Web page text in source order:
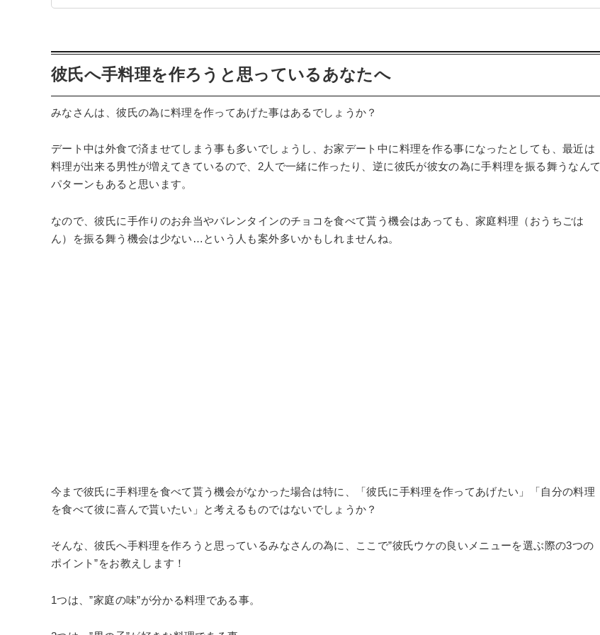
彼氏へ手料理を作ろうと思っているあなたへ
みなさんは、彼氏の為に料理を作ってあげた事はあるでしょうか？
デート中は外食で済ませてしまう事も多いでしょうし、お家デート中に料理を作る事になったとしても、最近は
料理が出来る男性が増えてきているので、2人で一緒に作ったり、逆に彼氏が彼女の為に手料理を振る舞うなんて
パターンもあると思います。
なので、彼氏に手作りのお弁当やバレンタインのチョコを食べて貰う機会はあっても、家庭料理（おうちごは
ん）を振る舞う機会は少ない…という人も案外多いかもしれませんね。
今まで彼氏に手料理を食べて貰う機会がなかった場合は特に、「彼氏に手料理を作ってあげたい」「自分の料理
を食べて彼に喜んで貰いたい」と考えるものではないでしょうか？
そんな、彼氏へ手料理を作ろうと思っているみなさんの為に、ここで”彼氏ウケの良いメニューを選ぶ際の3つの
ポイント”をお教えします！
1つは、”家庭の味”が分かる料理である事。